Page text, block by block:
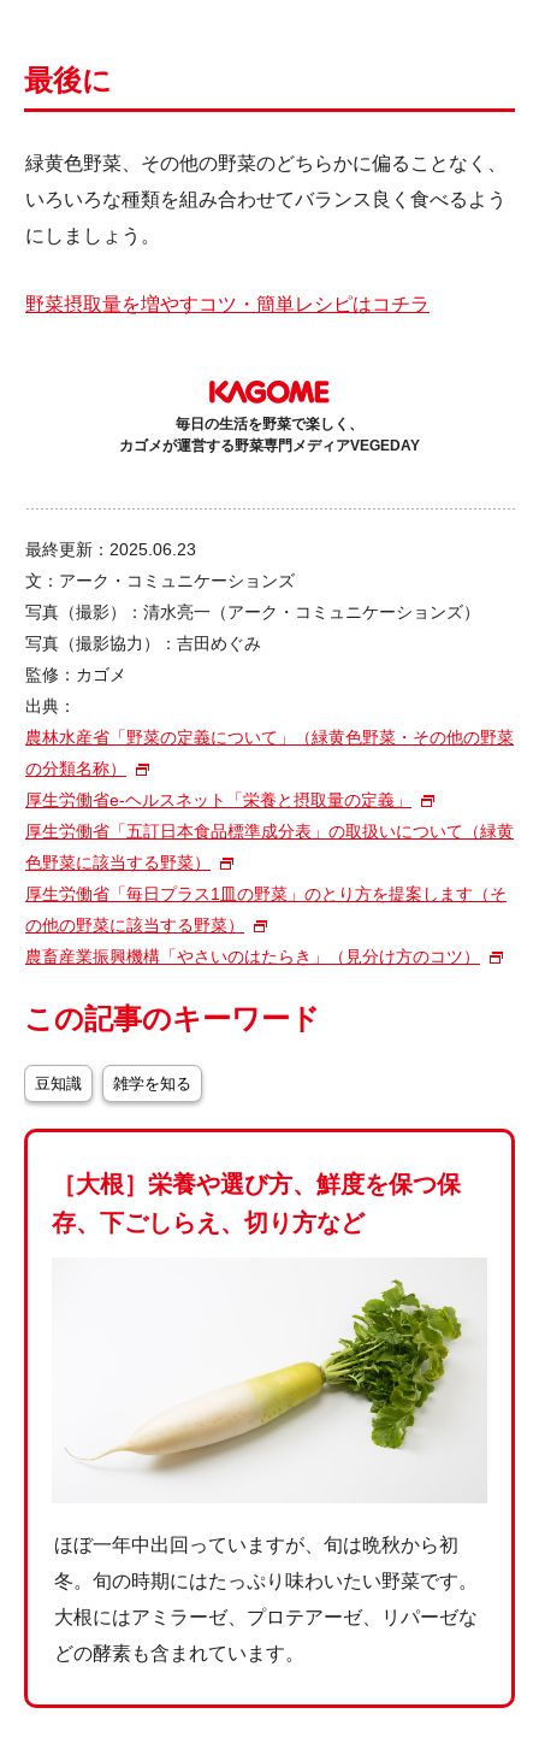
最後に
緑黄色野菜、その他の野菜のどちらかに偏ることなく、
いろいろな種類を組み合わせてバランス良く食べるよう
にしましょう。
野菜摂取量を増やすコツ・簡単レシピはコチラ
毎日の生活を野菜で楽しく、
カゴメが運営する野菜専門メディアVEGEDAY
最終更新：2025.06.23
文：アーク・コミュニケーションズ
写真（撮影）：清水亮一（アーク・コミュニケーションズ）
写真（撮影協力）：吉田めぐみ
監修：カゴメ
出典：
農林水産省「野菜の定義について」（緑黄色野菜・その他の野菜
の分類名称）
厚生労働省e-ヘルスネット「栄養と摂取量の定義」
厚生労働省「五訂日本食品標準成分表」の取扱いについて（緑黄
色野菜に該当する野菜）
厚生労働省「毎日プラス1皿の野菜」のとり方を提案します（そ
の他の野菜に該当する野菜）
農畜産業振興機構「やさいのはたらき」（見分け方のコツ）
この記事のキーワード
豆知識 雑学を知る
［大根］栄養や選び方、鮮度を保つ保
存、下ごしらえ、切り方など
ほぼ一年中出回っていますが、旬は晩秋から初
冬。旬の時期にはたっぷり味わいたい野菜です。
大根にはアミラーゼ、プロテアーゼ、リパーゼな
どの酵素も含まれています。